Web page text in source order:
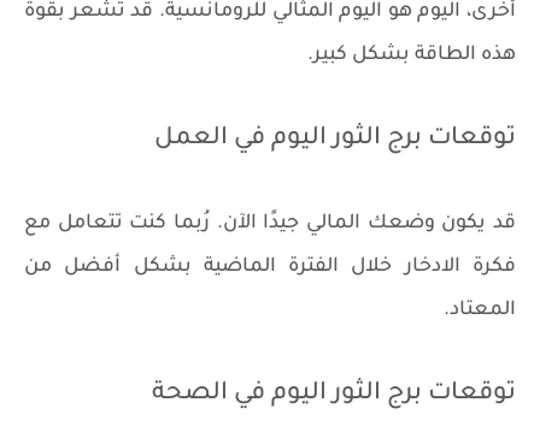
أخرى، اليوم هو اليوم المثالي للرومانسية. قد تشعر بقوة
هذه الطاقة بشكل كبير.
توقعات برج الثور اليوم في العمل
قد يكون وضعك المالي جيدًا الآن. رُبما كنت تتعامل مع
فكرة الادخار خلال الفترة الماضية بشكل أفضل من
المعتاد.
توقعات برج الثور اليوم في الصحة